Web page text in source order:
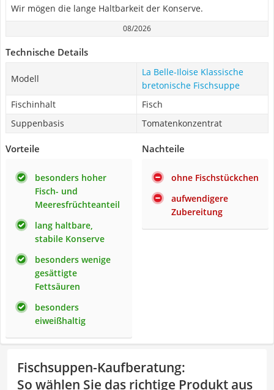
Wir mögen die lange Haltbarkeit der Konserve.
08/2026
Technische Details
Modell
La Belle-Iloise Klassische
bretonische Fischsuppe
Fischinhalt
Fisch
Suppenbasis
Tomatenkonzentrat
Vorteile
besonders hoher
Fisch- und
Meeresfrüchteanteil
lang haltbare,
stabile Konserve
besonders wenige
gesättigte
Fettsäuren
besonders
eiweißhaltig
Nachteile
ohne Fischstückchen
aufwendigere
Zubereitung
Fischsuppen-Kaufberatung:
So wählen Sie das richtige Produkt aus